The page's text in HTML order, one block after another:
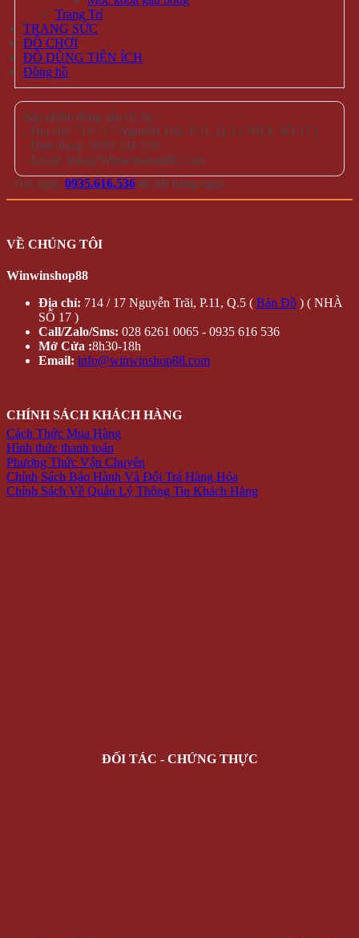
Trang Trí
TRANG SỨC
ĐỒ CHƠI
ĐỒ DÙNG TIỆN ÍCH
Đồng hồ
Sản phẩm đang sẵn có tại
- Địa chỉ: 714 / 17 Nguyễn Trãi, P.11, Q.5 ( NHÀ SỐ 17 )
- Điện thoại: 0935 616 536
- Email: Info@Winwinshop88.Com
Gọi ngay 0935.616.536 để đặt hàng ngay.
VỀ CHÚNG TÔI
Winwinshop88
Địa chỉ: 714 / 17 Nguyễn Trãi, P.11, Q.5 ( Bản Đồ ) ( NHÀ
SỐ 17 )
Call/Zalo/Sms: 028 6261 0065 - 0935 616 536
Mở Cửa :8h30-18h
Email: info@winwinshop88.com
CHÍNH SÁCH KHÁCH HÀNG
Cách Thức Mua Hàng
Hình thức thanh toán
Phương Thức Vận Chuyển
Chính Sách Bảo Hành Và Đổi Trả Hàng Hóa
Chính Sách Về Quản Lý Thông Tin Khách Hàng
ĐỐI TÁC - CHỨNG THỰC